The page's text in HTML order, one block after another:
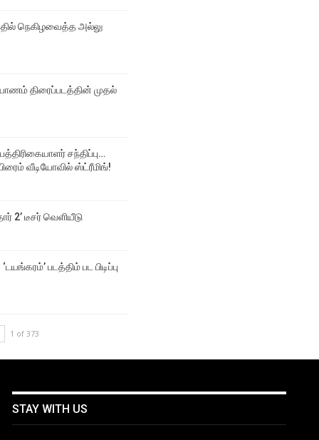
நெகிழவைத்த அல்லு
திரைப்படத்தின் முதல்
சந்திப்பு…
வீடியோவில் ஸ்ட்ரீமிங்!
2’ டீசர் வெளியீடு
படத்திம் பட பிடிப்பு
1 of 373
STAY WITH US